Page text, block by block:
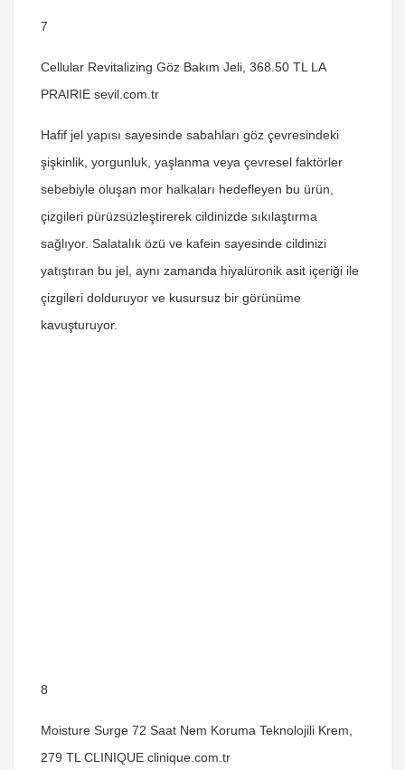
7
Cellular Revitalizing Göz Bakım Jeli, 368.50 TL LA
PRAIRIE sevil.com.tr
Hafif jel yapısı sayesinde sabahları göz çevresindeki
şişkinlik, yorgunluk, yaşlanma veya çevresel faktörler
sebebiyle oluşan mor halkaları hedefleyen bu ürün,
çizgileri pürüzsüzleştirerek cildinizde sıkılaştırma
sağlıyor. Salatalık özü ve kafein sayesinde cildinizi
yatıştıran bu jel, aynı zamanda hiyalüronik asit içeriği ile
çizgileri dolduruyor ve kusursuz bir görünüme
kavuşturuyor.
8
Moisture Surge 72 Saat Nem Koruma Teknolojili Krem,
279 TL CLINIQUE clinique.com.tr